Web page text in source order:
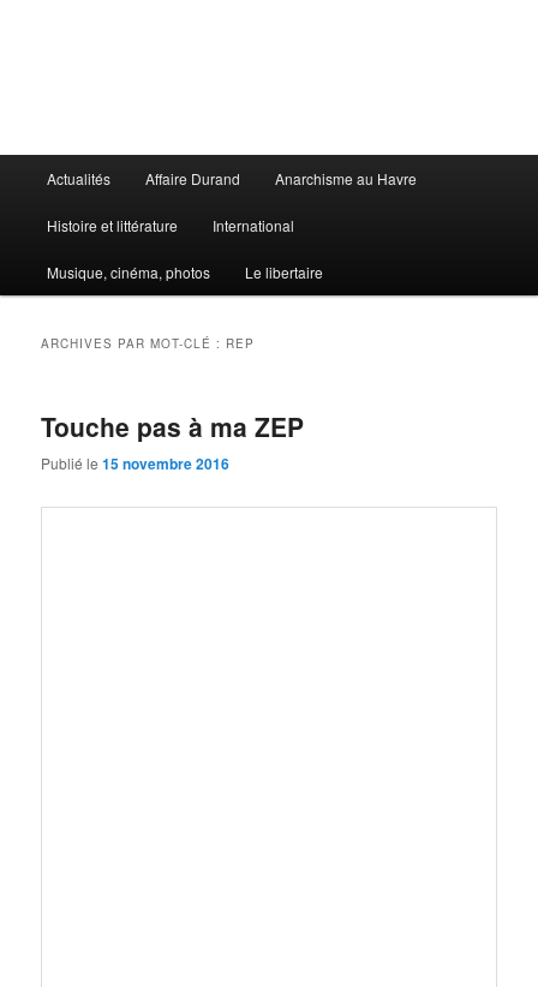
principal
Actualités Affaire Durand Anarchisme au Havre
Histoire et littérature International
Musique, cinéma, photos Le libertaire
ARCHIVES PAR MOT-CLÉ : REP
Touche pas à ma ZEP
Publié le15 novembre 2016